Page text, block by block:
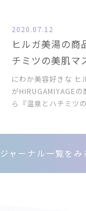
2020.07.12
ヒルガ美湯の商
チミツの美肌マ
にわか美容好きな ヒ
がHIRUGAMIYAGE
ら『温泉とハチミツ
ジャーナル一覧をみ